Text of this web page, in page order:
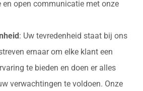
en open communicatie met onze
: Uw tevredenheid staat bij ons
ernaar om elke klant een
te bieden en doen er alles
verwachtingen te voldoen. Onze